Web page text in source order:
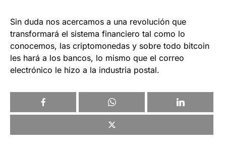
Sin duda nos acercamos a una revolución que
transformará el sistema financiero tal como lo
conocemos, las criptomonedas y sobre todo bitcoin
les hará a los bancos, lo mismo que el correo
electrónico le hizo a la industria postal.